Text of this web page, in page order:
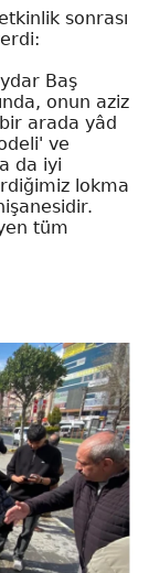
sonrası
Baş
onun aziz
arada yâd
ve
da iyi
lokma
tüm